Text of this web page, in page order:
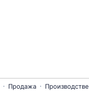
Продажа